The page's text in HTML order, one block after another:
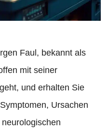
Faul, bekannt als
mit seiner
und erhalten Sie
Ursachen